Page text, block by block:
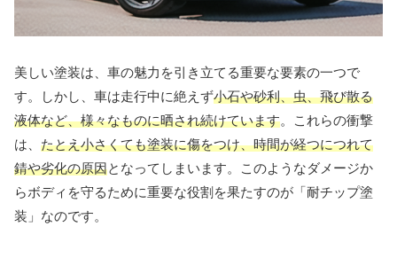
美しい塗装は、車の魅力を引き立てる重要な要素の一つで
す。しかし、車は走行中に絶えず小石や砂利、虫、飛び散る
液体など、様々なものに晒され続けています。これらの衝撃
は、 たとえ小さくても塗装に傷をつけ、時間が経つにつれて
錆や劣化の原因となってしまいます。このようなダメージか
らボディを守るために重要な役割を果たすのが「耐チップ塗
装」なのです。